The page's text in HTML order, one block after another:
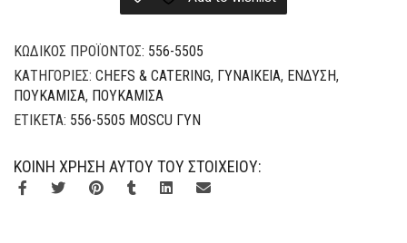
ΚΩΔΙΚΌΣ ΠΡΟΪΌΝΤΟΣ: 556-5505
ΚΑΤΗΓΟΡΊΕΣ: CHEFS & CATERING, ΓΥΝΑΙΚΕΊΑ, ΈΝΔΥΣΗ,
ΠΟΥΚΆΜΙΣΑ, ΠΟΥΚΆΜΙΣΑ
ΕΤΙΚΈΤΑ: 556-5505 MOSCU ΓΥΝ
ΚΟΙΝΉ ΧΡΉΣΗ ΑΥΤΟΎ ΤΟΥ ΣΤΟΙΧΕΊΟΥ: